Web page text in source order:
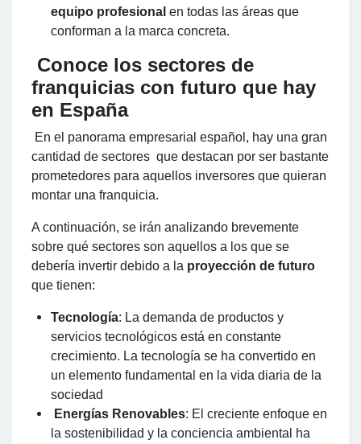
equipo profesional en todas las áreas que
conforman a la marca concreta.
Conoce los sectores de
franquicias con futuro que hay
en España
En el panorama empresarial español, hay una gran
cantidad de sectores que destacan por ser bastante
prometedores para aquellos inversores que quieran
montar una franquicia.
A continuación, se irán analizando brevemente
sobre qué sectores son aquellos a los que se
debería invertir debido a la proyección de futuro
que tienen:
Tecnología: La demanda de productos y
servicios tecnológicos está en constante
crecimiento. La tecnología se ha convertido en
un elemento fundamental en la vida diaria de la
sociedad
Energías Renovables: El creciente enfoque en
la sostenibilidad y la conciencia ambiental ha